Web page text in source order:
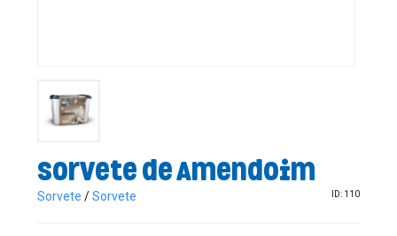
Sorvete de Amendoim
Sorvete /Sorvete ID: 110